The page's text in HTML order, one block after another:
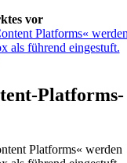
vor
Platforms-
Platforms« werden